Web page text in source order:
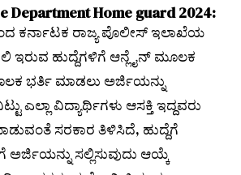
Department Home guard 2024:
ಕರ್ನಾಟಕ ರಾಜ್ಯ ಪೊಲೀಸ್ ಇಲಾಖೆಯ
ಇರುವ ಹುದ್ದೆಗಳಿಗೆ ಆನ್ಲೈನ್ ಮೂಲಕ
ಭರ್ತಿ ಮಾಡಲು ಅರ್ಜಿಯನ್ನು
ವಿದ್ಯಾರ್ಥಿಗಳು ಆಸಕ್ತಿ ಇದ್ದವರು
ಸರಕಾರ ತಿಳಿಸಿದೆ, ಹುದ್ದೆಗೆ
ಸಲ್ಲಿಸುವುದು ಆಯ್ಕೆ